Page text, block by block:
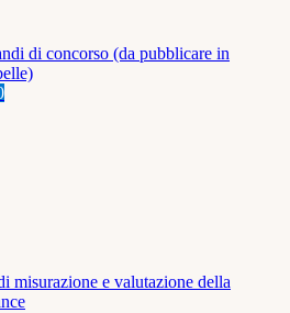
di concorso (da pubblicare in
misurazione e valutazione della